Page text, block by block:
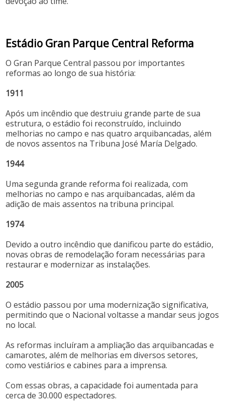
Estádio Gran Parque Central Reforma
O Gran Parque Central passou por importantes
reformas ao longo de sua história:
1911
Após um incêndio que destruiu grande parte de sua
estrutura, o estádio foi reconstruído, incluindo
melhorias no campo e nas quatro arquibancadas, além
de novos assentos na Tribuna José María Delgado.
1944
Uma segunda grande reforma foi realizada, com
melhorias no campo e nas arquibancadas, além da
adição de mais assentos na tribuna principal.
1974
Devido a outro incêndio que danificou parte do estádio,
novas obras de remodelação foram necessárias para
restaurar e modernizar as instalações.
2005
O estádio passou por uma modernização significativa,
permitindo que o Nacional voltasse a mandar seus jogos
no local.
As reformas incluíram a ampliação das arquibancadas e
camarotes, além de melhorias em diversos setores,
como vestiários e cabines para a imprensa.
Com essas obras, a capacidade foi aumentada para
cerca de 30.000 espectadores.